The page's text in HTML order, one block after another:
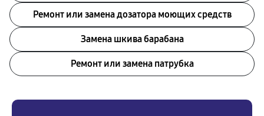
Ремонт или замена дозатора моющих средств
Замена шкива барабана
Ремонт или замена патрубка